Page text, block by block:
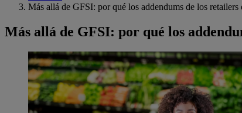
Más allá de GFSI: por qué los addendums de los
Más allá de GFSI: por qué los